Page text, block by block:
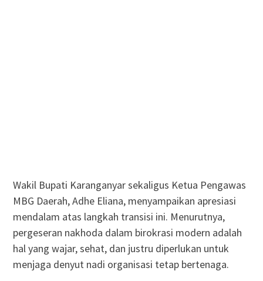
Wakil Bupati Karanganyar sekaligus Ketua Pengawas
MBG Daerah, Adhe Eliana, menyampaikan apresiasi
mendalam atas langkah transisi ini. Menurutnya,
pergeseran nakhoda dalam birokrasi modern adalah
hal yang wajar, sehat, dan justru diperlukan untuk
menjaga denyut nadi organisasi tetap bertenaga.